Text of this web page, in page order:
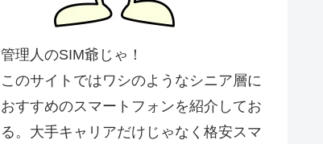
管理人のSIM爺じゃ！
このサイトではワシのようなシニア層に
おすすめのスマートフォンを紹介してお
る。大手キャリアだけじゃなく格安スマ